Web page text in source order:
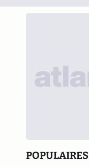
POPULAIRES